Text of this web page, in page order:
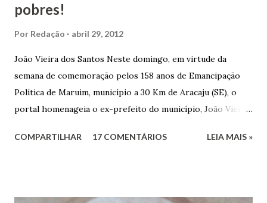
pobres!
Por Redação abril 29, 2012
João Vieira dos Santos Neste domingo, em virtude da
semana de comemoração pelos 158 anos de Emancipação
Política de Maruim, município a 30 Km de Aracaju (SE), o
portal homenageia o ex-prefeito do município, João Vieira
Vieira dos Santos e Arlinda Barroso dos Santos, nasceu em
COMPARTILHAR 17 COMENTÁRIOS LEIA MAIS »